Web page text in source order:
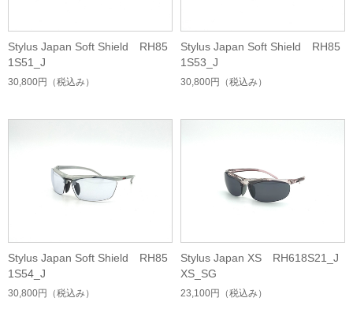
Stylus Japan Soft Shield RH85
1S51_J
30,800円 （税込み）
Stylus Japan Soft Shield RH85
1S53_J
30,800円 （税込み）
Stylus Japan Soft Shield RH85
1S54_J
30,800円 （税込み）
Stylus Japan XS RH618S21_J
XS_SG
23,100円 （税込み）